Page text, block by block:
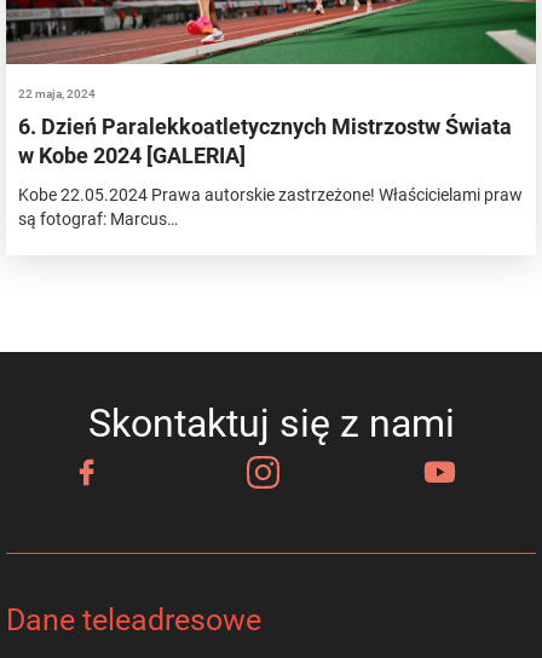
22 maja, 2024
6. Dzień Paralekkoatletycznych Mistrzostw Świata
w Kobe 2024 [GALERIA]
Kobe 22.05.2024 Prawa autorskie zastrzeżone! Właścicielami praw
są fotograf: Marcus…
Skontaktuj się z nami
Dane teleadresowe